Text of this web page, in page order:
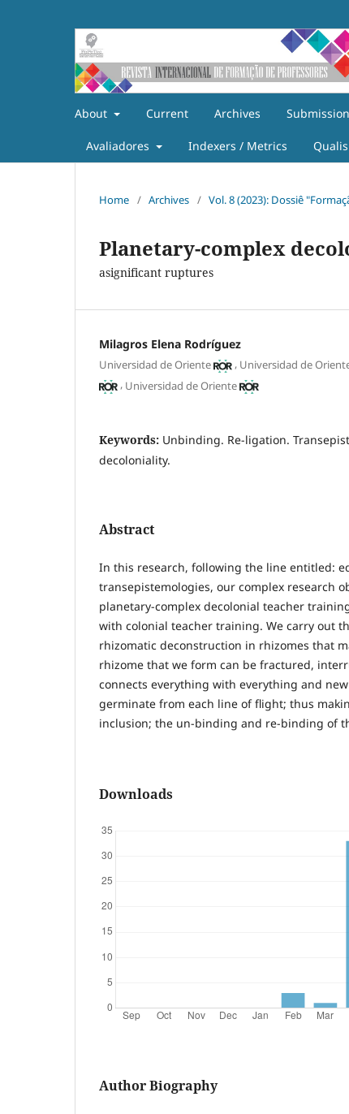
About Current Archives
Avaliadores Indexers / Metrics
Home / Archives / Vol. 8 (2023): Dossiê
Planetary-complex
asignificant ruptures
Milagros Elena Rodríguez
Universidad de Oriente , Universidad de
, Universidad de Oriente
Keywords: Unbinding. Re-ligation.
decoloniality.
Abstract
In this research, following the line entitled:
transepistemologies, our complex research
planetary-complex decolonial teacher
with colonial teacher training. We carry out
rhizomatic deconstruction in rhizomes that
rhizome that we form can be fractured,
connects everything with everything and
germinate from each line of flight; thus
inclusion; the un-binding and re-binding of
Downloads
Author Biography